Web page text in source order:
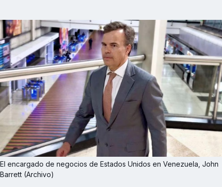
El encargado de negocios de Estados Unidos en Venezuela, John
Barrett (Archivo)